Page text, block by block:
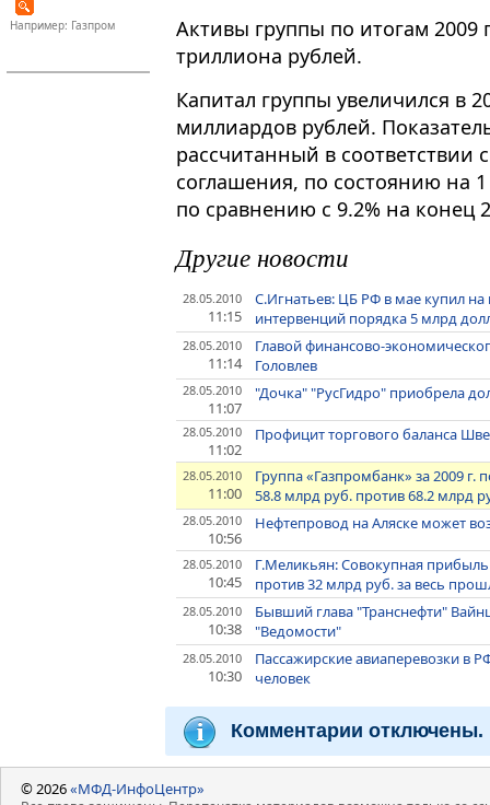
Например: Газпром
Активы группы по итогам 2009
триллиона рублей.
Капитал группы увеличился в
миллиардов рублей.
рассчитанный в соответствии
соглашения, по состоянию на 1
по сравнению с 9.2% на конец
Другие новости
28.05.2010
11:15
С.Игнатьев: ЦБ РФ в мае купил
интервенций порядка 5 млрд
28.05.2010
11:14
Главой финансово-
Головлев
28.05.2010
11:07
"Дочка" "РусГидро" приобрела
28.05.2010
11:02
Профицит торгового баланса
28.05.2010
11:00
Группа «Газпромбанк» за 2009
58.8 млрд руб. против 68.2 млрд
28.05.2010
10:56
Нефтепровод на Аляске может
28.05.2010
10:45
Г.Меликьян: Совокупная
против 32 млрд руб. за весь
28.05.2010
10:38
Бывший глава "Транснефти"
"Ведомости"
28.05.2010
10:30
Пассажирские авиаперевозки в
человек
Комментарии отключены.
© 2026«МФД-ИнфоЦентр»